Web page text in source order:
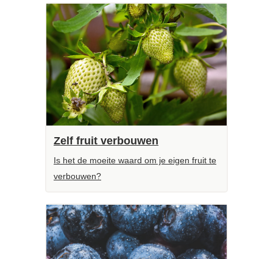
Zelf fruit verbouwen
Is het de moeite waard om je eigen fruit te
verbouwen?